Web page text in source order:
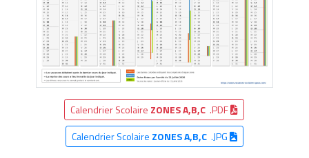
Calendrier Scolaire ZONES A,B,C .PDF
Calendrier Scolaire ZONES A,B,C.JPG